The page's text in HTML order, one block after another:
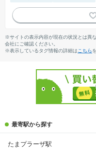
※サイトの表示内容が現在の状況とは異
会社にご確認ください。
※表示しているタグ情報の詳細は こちら
最寄駅から探す
たまプラーザ駅